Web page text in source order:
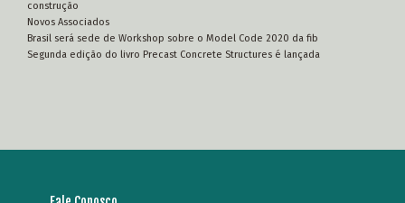
construção
Novos Associados
Brasil será sede de Workshop sobre o Model Code 2020 da fib
Segunda edição do livro Precast Concrete Structures é lançada